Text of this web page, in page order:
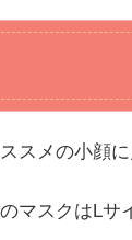
スメの小顔
マスクはLサ